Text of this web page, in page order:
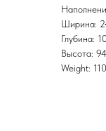
Ширина:
Глубина:
Высота: 94
Weight: